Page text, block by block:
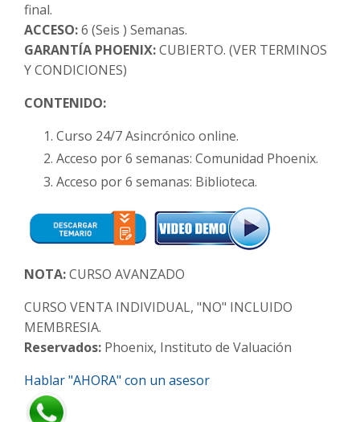
final.
ACCESO:6 (Seis ) Semanas.
GARANTÍA PHOENIX:CUBIERTO. (VER TERMINOS
Y CONDICIONES)
CONTENIDO:
Curso 24/7 Asincrónico online.
Acceso por 6 semanas: Comunidad Phoenix.
Acceso por 6 semanas: Biblioteca.
NOTA:CURSO AVANZADO
CURSO VENTA INDIVIDUAL, "NO" INCLUIDO
MEMBRESIA.
Reservados: Phoenix, Instituto de Valuación
Hablar "AHORA" con un asesor